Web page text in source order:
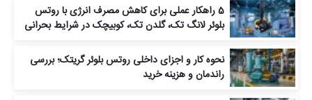
5 راهکار عملی برای کاهش مصرف انرژی با روتس
بلوئر لانگ‌ تک، گلدن‌ تک، کوبیچک در شرایط بحرانی
نحوه کار و اجزای داخلی روتس بلوئر گریتک؛ بررسی
راندمان و هزینه خرید